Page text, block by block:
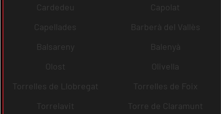
Cardedeu
Capolat
Capellades
Barberà del Vallès
Balsareny
Balenyà
Olost
Olivella
Torrelles de Llobregat
Torrelles de Foix
Torrelavit
Torre de Claramunt